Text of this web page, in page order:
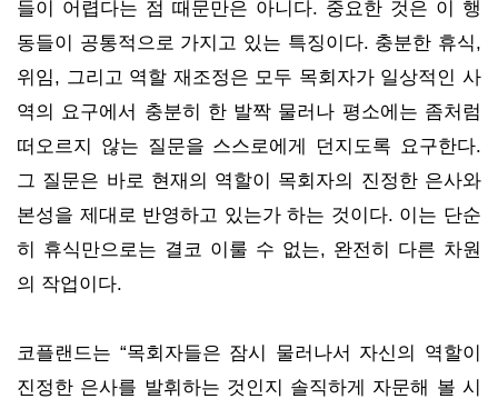
들이 어렵다는 점 때문만은 아니다. 중요한 것은 이 행
동들이 공통적으로 가지고 있는 특징이다. 충분한 휴식,
위임, 그리고 역할 재조정은 모두 목회자가 일상적인 사
역의 요구에서 충분히 한 발짝 물러나 평소에는 좀처럼
떠오르지 않는 질문을 스스로에게 던지도록 요구한다.
그 질문은 바로 현재의 역할이 목회자의 진정한 은사와
본성을 제대로 반영하고 있는가 하는 것이다. 이는 단순
히 휴식만으로는 결코 이룰 수 없는, 완전히 다른 차원
의 작업이다.
코플랜드는 “목회자들은 잠시 물러나서 자신의 역할이
진정한 은사를 발휘하는 것인지 솔직하게 자문해 볼 시